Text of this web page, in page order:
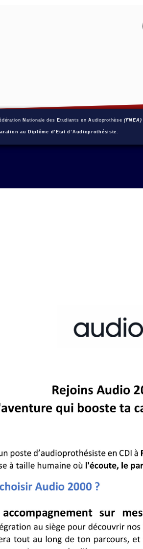
Nationale desEtudiants enAudioprothèse(FNEA)
au Diplôme d’Etat d’Audioprothésiste